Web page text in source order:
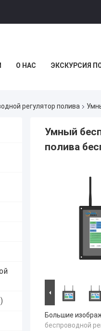
О НАС ЭКСКУРСИЯ
регулятор полива
Умный
полива
Большие
беспроводной